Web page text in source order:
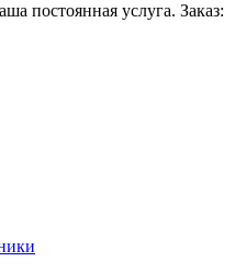
постоянная услуга. Заказ: